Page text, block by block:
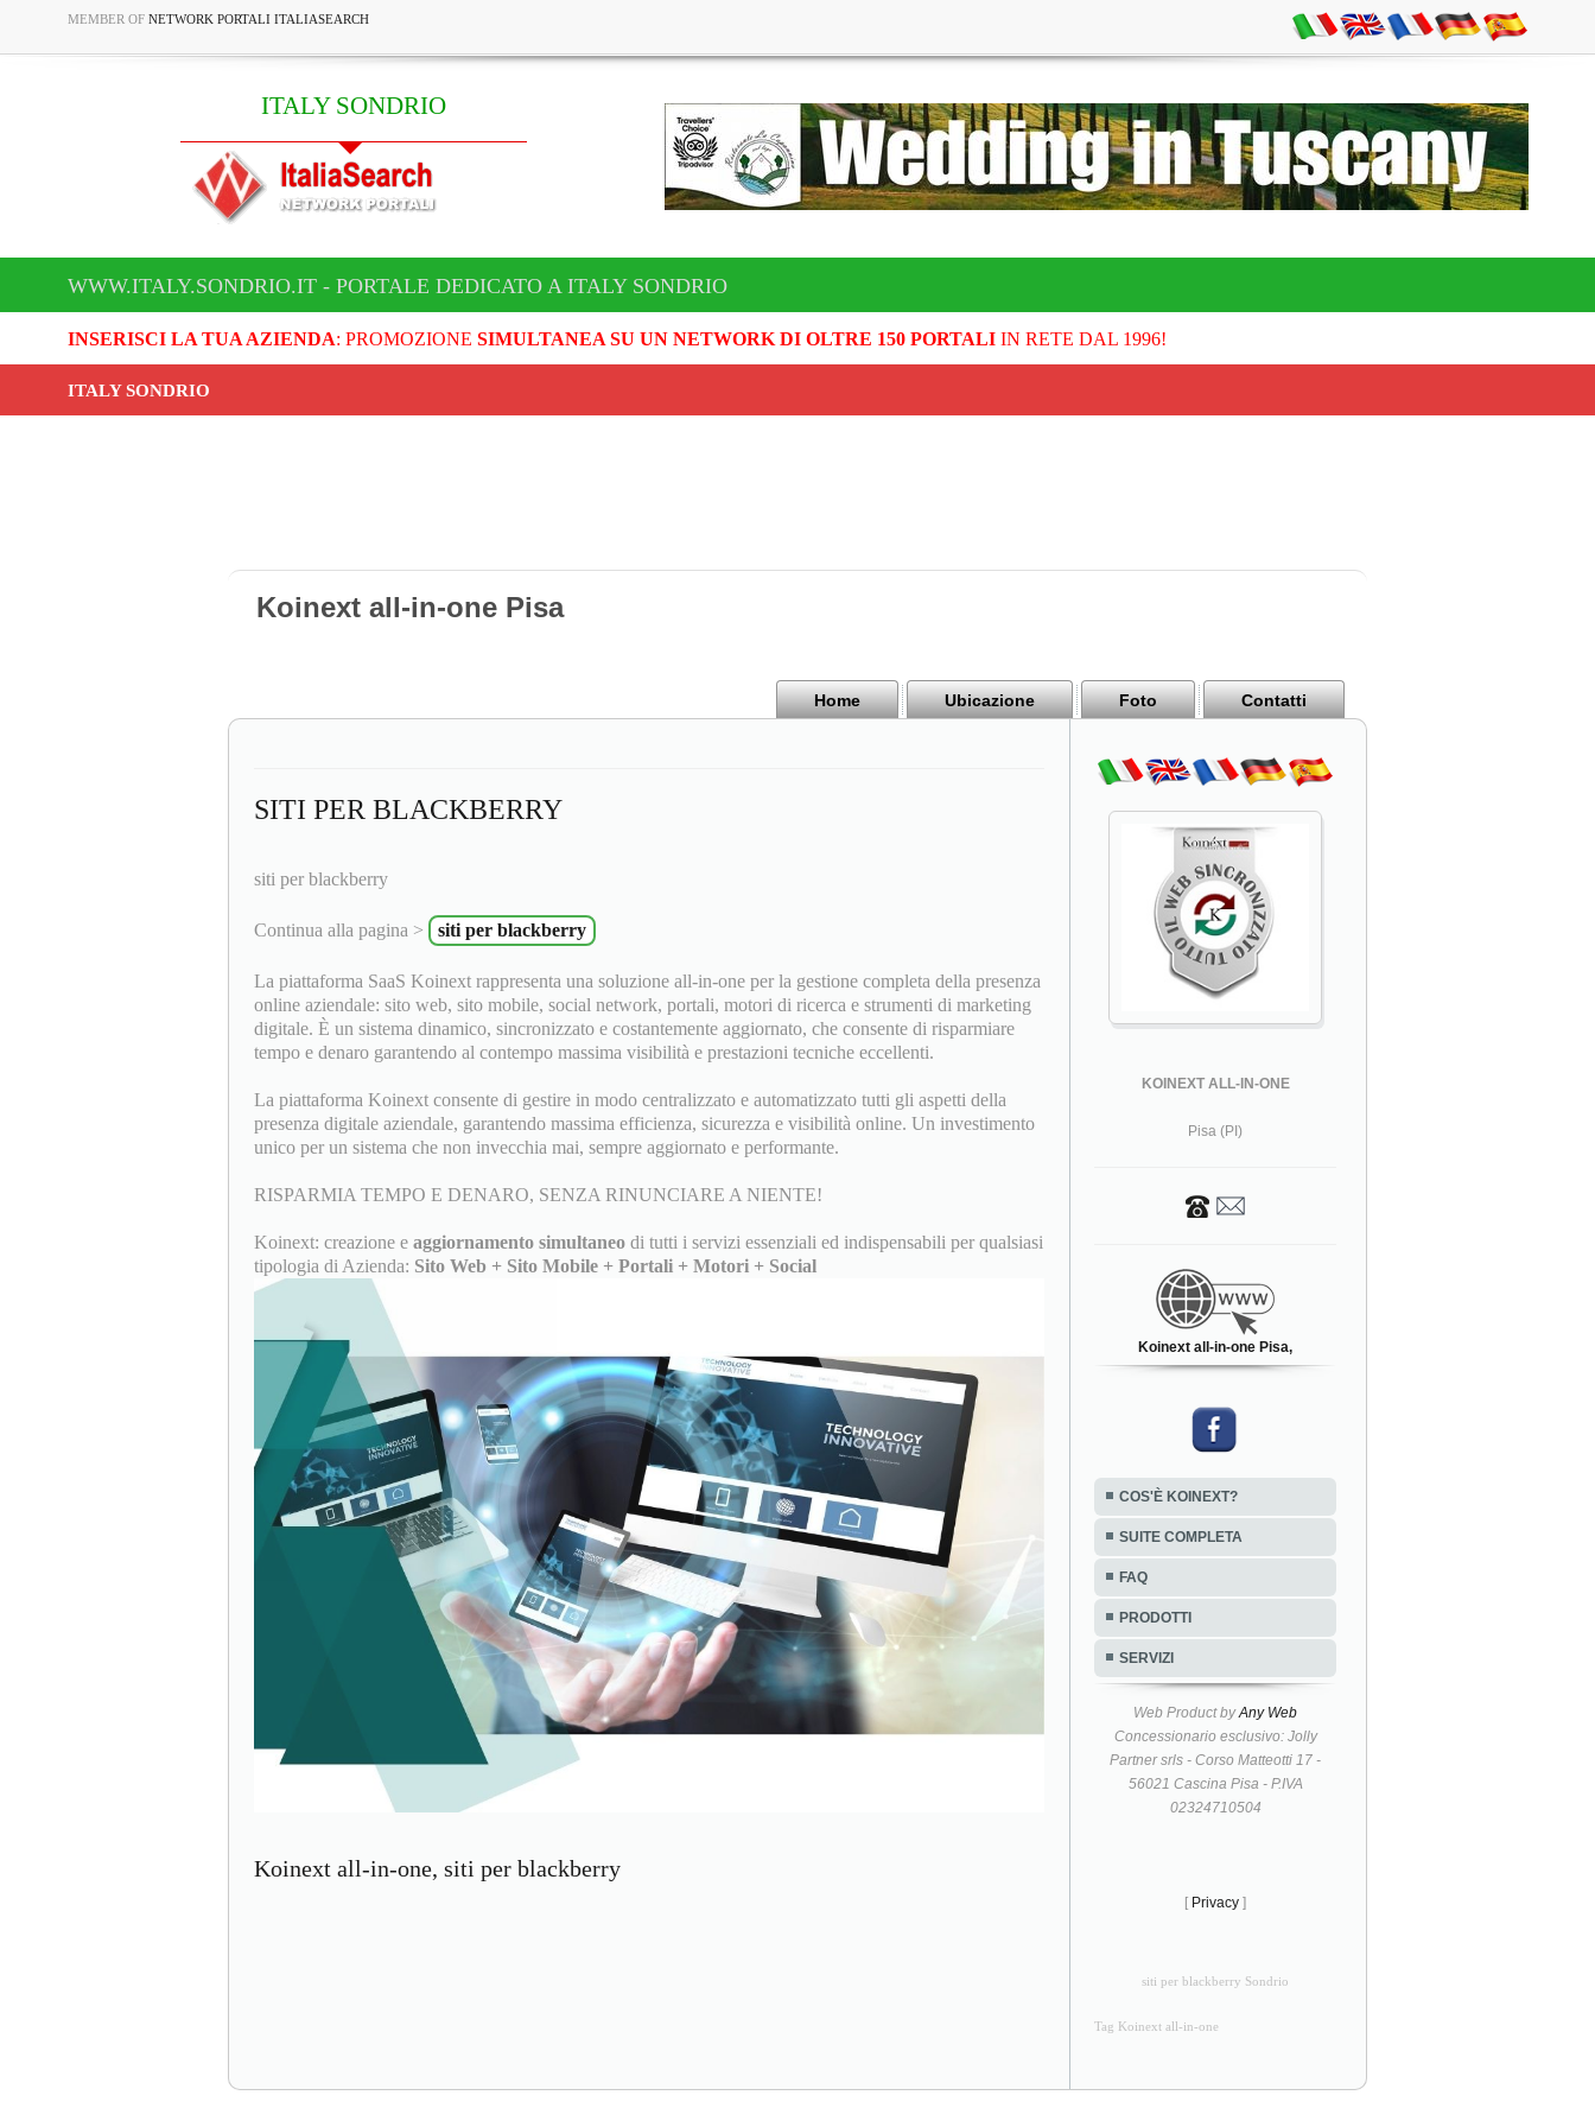
MEMBER OF NETWORK PORTALI ITALIASEARCH
ITALY SONDRIO
WWW.ITALY.SONDRIO.IT - PORTALE DEDICATO A ITALY SONDRIO
INSERISCI LA TUA AZIENDA: PROMOZIONE SIMULTANEA SU UN NETWORK DI OLTRE 150 PORTALIIN RETE DAL 1996!
ITALY SONDRIO
Koinext all-in-one Pisa
Home Ubicazione Foto Contatti
SITI PER BLACKBERRY
siti per blackberry
Continua alla pagina > siti per blackberry
La piattaforma SaaS Koinext rappresenta una soluzione all-in-one per la gestione completa della presenza
online aziendale: sito web, sito mobile, social network, portali, motori di ricerca e strumenti di marketing
digitale. È un sistema dinamico, sincronizzato e costantemente aggiornato, che consente di risparmiare
tempo e denaro garantendo al contempo massima visibilità e prestazioni tecniche eccellenti.
La piattaforma Koinext consente di gestire in modo centralizzato e automatizzato tutti gli aspetti della
presenza digitale aziendale, garantendo massima efficienza, sicurezza e visibilità online. Un investimento
unico per un sistema che non invecchia mai, sempre aggiornato e performante.
RISPARMIA TEMPO E DENARO, SENZA RINUNCIARE A NIENTE!
Koinext: creazione e aggiornamento simultaneo di tutti i servizi essenziali ed indispensabili per qualsiasi
tipologia di Azienda: Sito Web + Sito Mobile + Portali + Motori + Social
Koinext all-in-one, siti per blackberry
KOINEXT ALL-IN-ONE
Pisa (PI)
Koinext all-in-one Pisa,
COS'È KOINEXT?
SUITE COMPLETA
FAQ
PRODOTTI
SERVIZI
Web Product byAny Web
Concessionario esclusivo: Jolly
Partner srls - Corso Matteotti 17 -
56021 Cascina Pisa - P.IVA
02324710504
[ Privacy ]
siti per blackberry Sondrio
Tag Koinext all-in-one